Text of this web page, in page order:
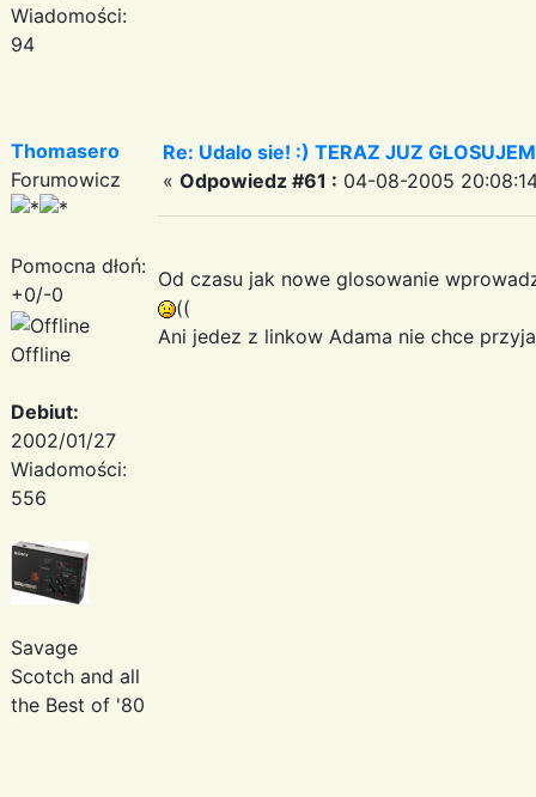
Wiadomości:
94
Thomasero
Forumowicz
Pomocna dłoń:
+0/-0
Offline
Debiut:
2002/01/27
Wiadomości:
556
Savage
Scotch and all
the Best of '80
Re: Udalo sie! :) TERAZ JUZ
« Odpowiedz #61 : 04-08-2005
Od czasu jak nowe glosowanie
((
Ani jedez z linkow Adama nie chce